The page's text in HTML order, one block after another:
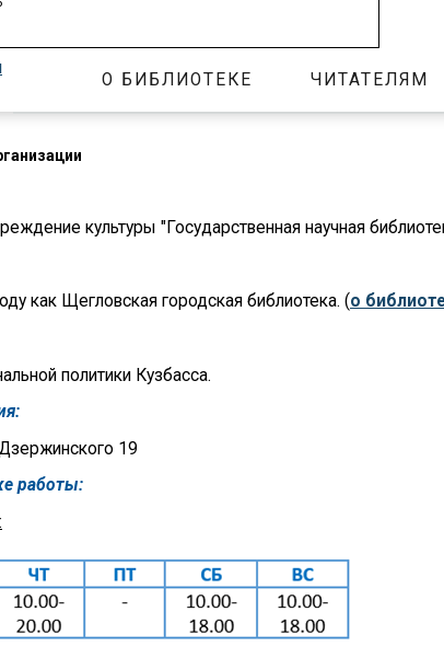
О БИБЛИОТЕКЕ ЧИТАТЕЛЯМ
культуры "Государственная научная
как Щегловская городская библиотека. (о
политики Кузбасса.
19
работы: